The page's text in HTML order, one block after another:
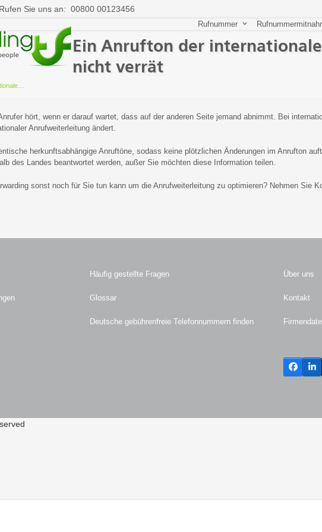
Rufen Sie uns an: 00800 00123456
Rufnummer
Ein Anrufton der
nicht verrät
hört, wenn er darauf wartet, dass auf der anderen Seite jemand abnimmt. Bei
Anrufweiterleitung ändert.
herkunftsabhängige Anruftöne, sodass keine plötzlichen Änderungen im Anrufton
des Landes beantwortet werden, außer Sie möchten diese Information teilen.
sonst noch für Sie tun kann um die Anrufweiterleitung zu optimieren? Nehmen Sie
Häufig gestellte Fragen
Glossar
Deutsche gebührenfreie Telefonnummern finden
Über uns
Kontakt